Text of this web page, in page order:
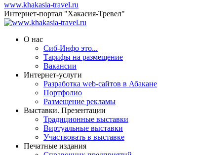
www.khakasia-travel.ru
Интернет-портал "Хакасия-Тревел"
О нас
Сиб-Инфо это...
Тарифы на размещение
Вакансии
Интернет-услуги
Разработка web-сайтов в Абакане
Портфолио
Размещение рекламы
Выставки. Презентации
Традиционные выставки
Виртуальные выставки
Участвовать в выставке
Печатные издания